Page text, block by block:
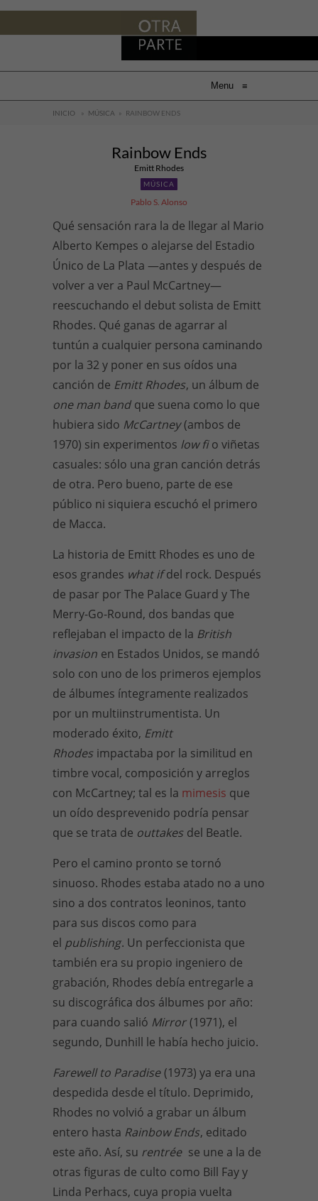
Menu ≡
INICIO » MÚSICA » RAINBOW ENDS
Rainbow Ends
Emitt Rhodes
MÚSICA
Pablo S. Alonso
Qué sensación rara la de llegar al Mario
Alberto Kempes o alejarse del Estadio
Único de La Plata —antes y después de
volver a ver a Paul McCartney—
reescuchando el debut solista de Emitt
Rhodes. Qué ganas de agarrar al
tuntún a cualquier persona caminando
por la 32 y poner en sus oídos una
canción de Emitt Rhodes, un álbum de
one man band que suena como lo que
hubiera sido McCartney(ambos de
1970) sin experimentos low fio viñetas
casuales: sólo una gran canción detrás
de otra. Pero bueno, parte de ese
público ni siquiera escuchó el primero
de Macca.
La historia de Emitt Rhodes es uno de
esos grandes what ifdel rock. Después
de pasar por The Palace Guard y The
Merry-Go-Round, dos bandas que
reflejaban el impacto de la British
invasion en Estados Unidos, se mandó
solo con uno de los primeros ejemplos
de álbumes íntegramente realizados
por un multiinstrumentista. Un
moderado éxito, Emitt
Rhodes impactaba por la similitud en
timbre vocal, composición y arreglos
con McCartney; tal es la mimesis que
un oído desprevenido podría pensar
que se trata de outtakes del Beatle.
Pero el camino pronto se tornó
sinuoso. Rhodes estaba atado no a uno
sino a dos contratos leoninos, tanto
para sus discos como para
el publishing. Un perfeccionista que
también era su propio ingeniero de
grabación, Rhodes debía entregarle a
su discográfica dos álbumes por año:
para cuando salió Mirror (1971), el
segundo, Dunhill le había hecho juicio.
Farewell to Paradise (1973) ya era una
despedida desde el título. Deprimido,
Rhodes no volvió a grabar un álbum
entero hasta Rainbow Ends, editado
este año. Así, su rentrée se une a la de
otras figuras de culto como Bill Fay y
Linda Perhacs, cuya propia vuelta